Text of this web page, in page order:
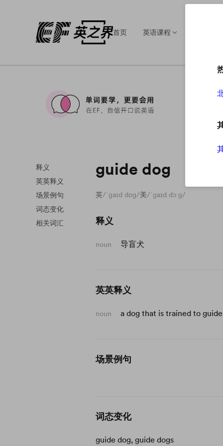
首页 英语课程
释义
英英释义
场景例句
词态变化
相关词汇
guide dog
英/ˈɡaɪd dɒɡ/美/ˈɡaɪd dɔːɡ/
释义
noun 导盲犬
英英释义
noun a dog that is trained to
场景例句
词态变化
guide dog, guide dogs